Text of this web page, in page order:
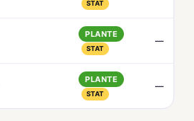
STAT
PLANTE
STAT
—
PLANTE
STAT
—